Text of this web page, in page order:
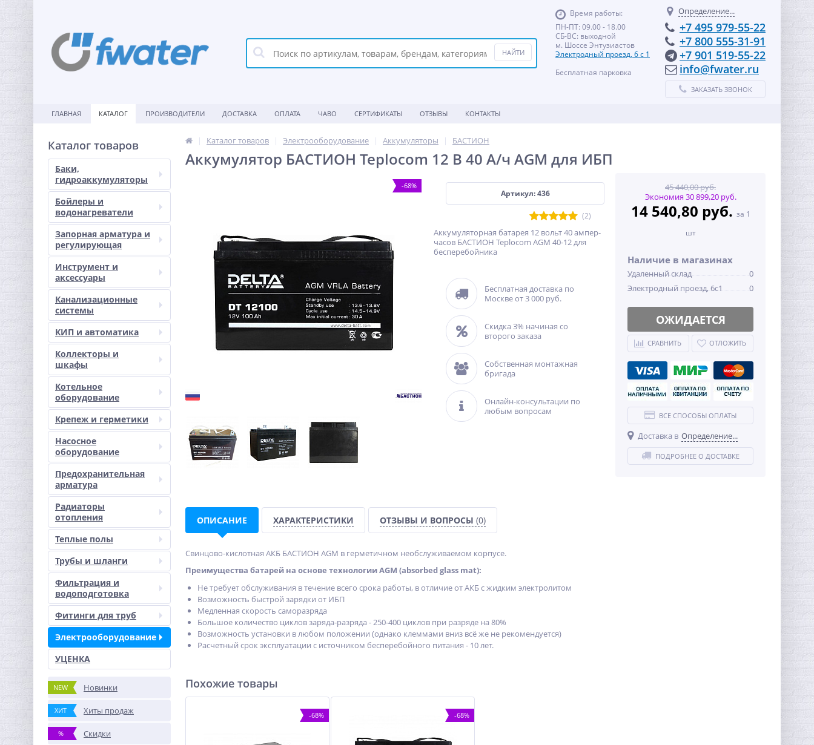
Время работы:
ПН-ПТ: 09.00 - 18.00
СБ-ВС: выходной
м. Шоссе Энтузиастов
Электродный проезд, 6 с 1
Бесплатная парковка
Определение...
+7 495 979-55-22
+7 800 555-31-91
+7 901 519-55-22
info@fwater.ru
ЗАКАЗАТЬ ЗВОНОК
ГЛАВНАЯ КАТАЛОГ ПРОИЗВОДИТЕЛИ ДОСТАВКА ОПЛАТА ЧАВО СЕРТИФИКАТЫ ОТЗЫВЫ КОНТАКТЫ
Каталог товаров
Баки,
гидроаккумуляторы
Бойлеры и
водонагреватели
Запорная арматура и
регулирующая
Инструмент и
аксессуары
Канализационные
системы
КИП и автоматика
Коллекторы и
шкафы
Котельное
оборудование
Крепеж и герметики
Насосное
оборудование
Предохранительная
арматура
Радиаторы
отопления
Теплые полы
Трубы и шланги
Фильтрация и
водоподготовка
Фитинги для труб
Электрооборудование
УЦЕНКА
NEW Новинки
ХИТ Хиты продаж
% Скидки
Каталог товаров Электрооборудование Аккумуляторы БАСТИОН
Аккумулятор БАСТИОН Teplocom 12 В 40 A/ч AGM для ИБП
-68%
Артикул: 436
(2)
Аккумуляторная батарея 12 вольт 40 ампер-
часов БАСТИОН Teplocom AGM 40-12 для
бесперебойника
Бесплатная доставка по
Москве от 3 000 руб.
Скидка 3% начиная со
второго заказа
Собственная монтажная
бригада
Онлайн-консультации по
любым вопросам
45 440,00 руб.
Экономия 30 899,20 руб.
14 540,80 руб. за 1
шт
Наличие в магазинах
Удаленный склад
0
Электродный проезд, 6с1
0
ОЖИДАЕТСЯ
СРАВНИТЬ ОТЛОЖИТЬ
ВСЕ СПОСОБЫ ОПЛАТЫ
Доставка в Определение...
ПОДРОБНЕЕ О ДОСТАВКЕ
ОПИСАНИЕ ХАРАКТЕРИСТИКИ ОТЗЫВЫ И ВОПРОСЫ (0)
Свинцово-кислотная АКБ БАСТИОН AGM в герметичном необслуживаемом корпусе.
Преимущества батарей на основе технологии AGM (absorbed glass mat):
Не требует обслуживания в течение всего срока работы, в отличие от АКБ с жидким электролитом
Возможность быстрой зарядки от ИБП
Медленная скорость саморазряда
Большое количество циклов заряда-разряда - 250-400 циклов при разряде на 80%
Возможность установки в любом положении (однако клеммами вниз всё же не рекомендуется)
Расчетный срок эксплуатации с источником бесперебойного питания - 10 лет.
Похожие товары
-68% -68%